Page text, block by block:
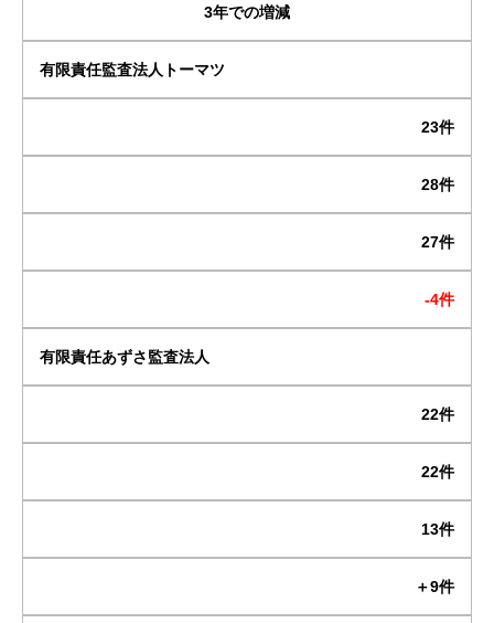
3年での増減
有限責任監査法人トーマツ
23件
28件
27件
-4件
有限責任あずさ監査法人
22件
22件
13件
＋9件